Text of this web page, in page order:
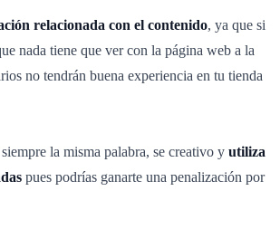
relacionada con el contenido, ya que si
nada tiene que ver con la página web a la
no tendrán buena experiencia en tu tienda
la misma palabra, se creativo y utiliza
pues podrías ganarte una penalización por